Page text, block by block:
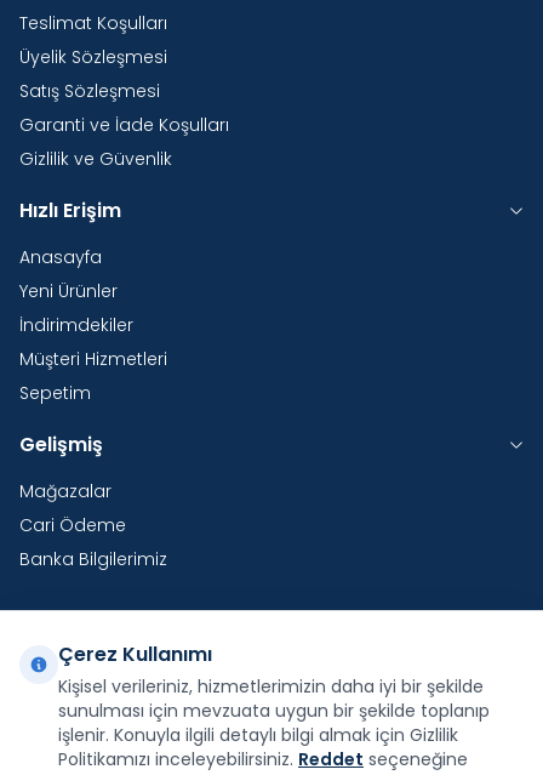
Teslimat Koşulları
Üyelik Sözleşmesi
Satış Sözleşmesi
Garanti ve İade Koşulları
Gizlilik ve Güvenlik
Hızlı Erişim
Anasayfa
Yeni Ürünler
İndirimdekiler
Müşteri Hizmetleri
Sepetim
Gelişmiş
Mağazalar
Cari Ödeme
Banka Bilgilerimiz
Yurtdışı Kargo
Şirketimiz E-Fatura ve E-Arşiv Fatura uygulaması
kapsamındadır.
Çerez Kullanımı
Kişisel verileriniz, hizmetlerimizin daha iyi bir şekilde
sunulması için mevzuata uygun bir şekilde toplanıp
işlenir. Konuyla ilgili detaylı bilgi almak için Gizlilik
Politikamızı inceleyebilirsiniz. Reddet seçeneğine